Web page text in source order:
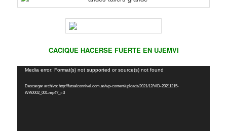
CACIQUE HACERSE FUERTE EN UJEMVI
Reproductor
vídeo
Media error: Format(s) not supported or source(s) not found
Descargar archivo: http://futsalconnivel.com.ar/wp-content/uploads/2021/12/VID-20211215-
WA0002_001.mp4?_=3